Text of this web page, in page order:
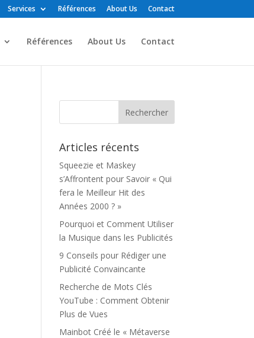
Services Références About Us Contact
Références About Us Contact
Articles récents
Squeezie et Maskey
s’Affrontent pour Savoir « Qui
fera le Meilleur Hit des
Années 2000 ? »
Pourquoi et Comment Utiliser
la Musique dans les Publicités
9 Conseils pour Rédiger une
Publicité Convaincante
Recherche de Mots Clés
YouTube : Comment Obtenir
Plus de Vues
Mainbot Créé le « Métaverse